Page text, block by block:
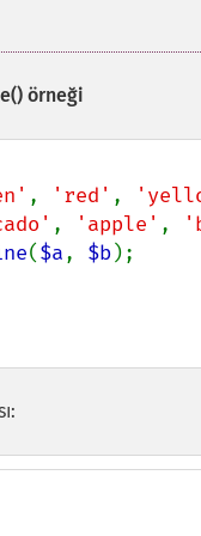
örneği
, 'red' ,
, 'apple' ,
($a, $b);